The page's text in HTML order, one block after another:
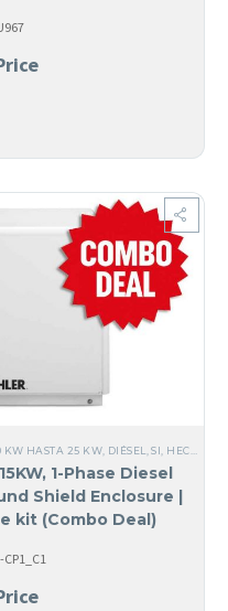
KW HASTA 25 KW, DIÉSEL ,SI, HECHO EN USA
1-Phase Diesel
Shield Enclosure |
kit (Combo Deal)